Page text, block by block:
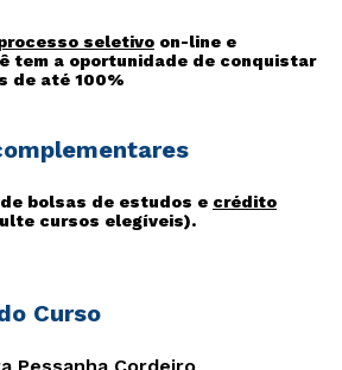
seletivo on-line e
tem a oportunidade de conquistar
de até 100%
de bolsas de estudos e crédito
cursos elegíveis).
para começar a sua faculdade
diploma na área!
Curso